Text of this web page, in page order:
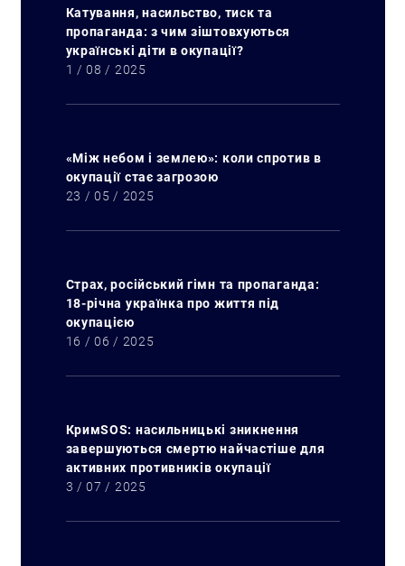
Катування, насильство, тиск та
пропаганда: з чим зіштовхуються
українські діти в окупації?
1 / 08 / 2025
«Між небом і землею»: коли спротив в
окупації стає загрозою
23 / 05 / 2025
Страх, російський гімн та пропаганда:
18-річна українка про життя під
окупацією
16 / 06 / 2025
КримSOS: насильницькі зникнення
завершуються смертю найчастіше для
активних противників окупації
3 / 07 / 2025